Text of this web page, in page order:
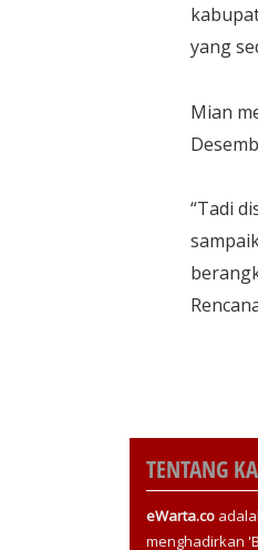
yang
Mian
“Tadi
TENTANG
eWarta.co
menghadirkan